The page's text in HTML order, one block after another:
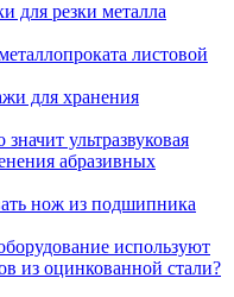
для резки металла
листовой
для хранения
значит ультразвуковая
абразивных
нож из подшипника
используют
из оцинкованной стали?